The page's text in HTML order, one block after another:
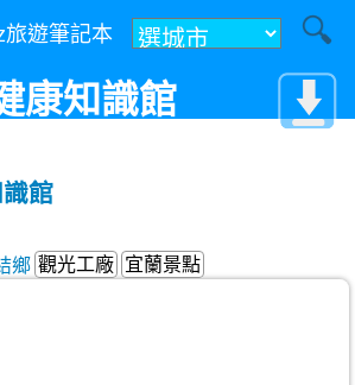
旅遊筆記本
康知識館
館
鄉 觀光工廠 宜蘭景點